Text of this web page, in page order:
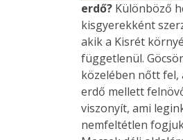
erdő? Különböző
kisgyerekként
akik a Kisrét
függetlenül.
közelében nőtt fel,
erdő mellett
viszonyít, ami
nemfeltétlen